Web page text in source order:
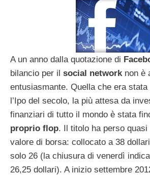
A un anno dalla quotazione di
bilancio per il social network non è
entusiasmante. Quella che era
l’Ipo del secolo, la più attesa da
finanziari di tutto il mondo è stata
proprio flop. Il titolo ha perso
valore di borsa: collocato a 38
solo 26 (la chiusura di venerdì
26,25 dollari). A inizio settembre